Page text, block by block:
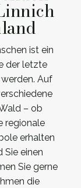
ist ein
der letzte
Auf
– ob
regionale
erhalten
Sie einen
Sie gerne
die